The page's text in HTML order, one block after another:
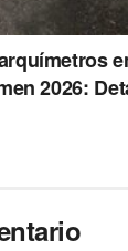
2026: